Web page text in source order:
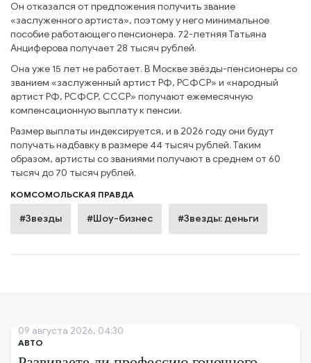
Он отказался от предложения получить звание
«заслуженного артиста», поэтому у него минимальное
пособие работающего пенсионера. 72-летняя Татьяна
Анциферова получает 28 тысяч рублей.
Она уже 15 лет не работает. В Москве звёзды-пенсионеры со
званием «заслуженный артист РФ, РСФСР» и «народный
артист РФ, РСФСР, СССР» получают ежемесячную
компенсационную выплату к пенсии.
Размер выплаты индексируется, и в 2026 году они будут
получать надбавку в размере 44 тысяч рублей. Таким
образом, артисты со званиями получают в среднем от 60
тысяч до 70 тысяч рублей.
КОМСОМОЛЬСКАЯ ПРАВДА
#Звезды #Шоу-бизнес #Звезды: деньги
АВТО
09 августа 2026, 04:30